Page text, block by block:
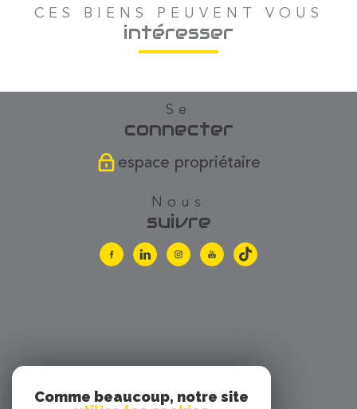
CES BIENS PEUVENT VOUS
intéresser
se
connecter
espace propriétaire
nous
suivre
Comme beaucoup, notre site